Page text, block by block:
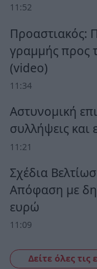
11:52
Προαστιακός:
γραμμής προς
(video)
11:34
Αστυνομική
συλλήψεις
11:21
Σχέδια
Απόφαση με
ευρώ
11:09
Δείτε όλες τις